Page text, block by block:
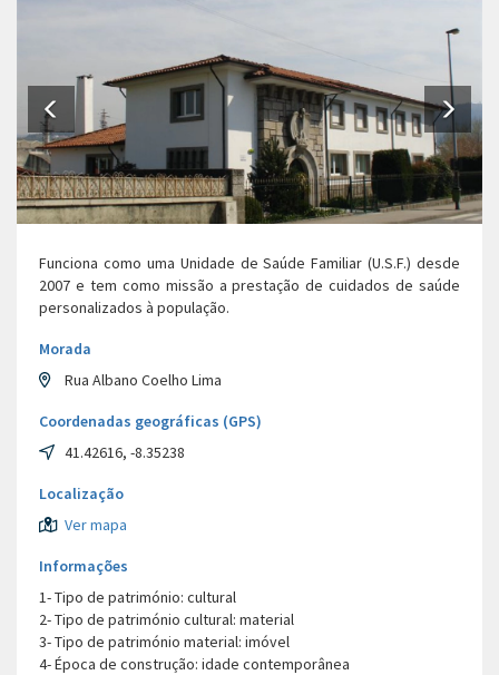
Funciona como uma Unidade de Saúde Familiar (U.S.F.) desde
2007 e tem como missão a prestação de cuidados de saúde
personalizados à população.
Morada
Rua Albano Coelho Lima
Coordenadas geográficas (GPS)
41.42616, -8.35238
Localização
Ver mapa
Informações
1- Tipo de património: cultural
2- Tipo de património cultural: material
3- Tipo de património material: imóvel
4- Época de construção: idade contemporânea